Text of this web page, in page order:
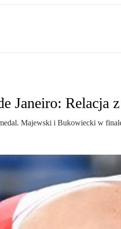
Janeiro: Relacja
Majewski i Bukowiecki w